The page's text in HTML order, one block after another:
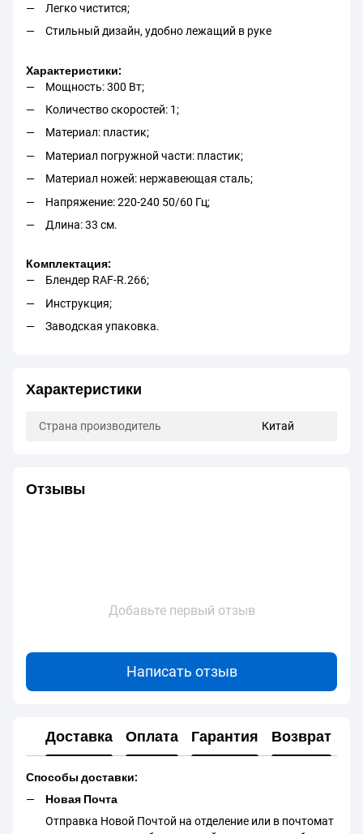
Легко чистится;
Стильный дизайн, удобно лежащий в руке
Характеристики:
Мощность: 300 Вт;
Количество скоростей: 1;
Материал: пластик;
Материал погружной части: пластик;
Материал ножей: нержавеющая сталь;
Напряжение: 220-240 50/60 Гц;
Длина: 33 см.
Комплектация:
Блендер RAF-R.266;
Инструкция;
Заводская упаковка.
Характеристики
Страна производитель Китай
Отзывы
Добавьте первый отзыв
Написать отзыв
Доставка Оплата Гарантия Возврат
Способы доставки:
Новая Почта
Отправка Новой Почтой на отделение или в почтомат